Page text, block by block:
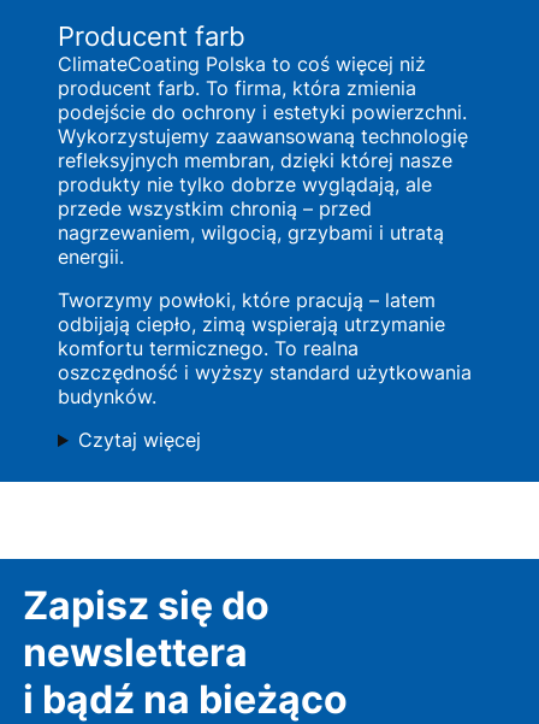
Producent farb
ClimateCoating Polska to coś więcej niż
producent farb. To firma, która zmienia
podejście do ochrony i estetyki powierzchni.
Wykorzystujemy zaawansowaną technologię
refleksyjnych membran, dzięki której nasze
produkty nie tylko dobrze wyglądają, ale
przede wszystkim chronią – przed
nagrzewaniem, wilgocią, grzybami i utratą
energii.
Tworzymy powłoki, które pracują – latem
odbijają ciepło, zimą wspierają utrzymanie
komfortu termicznego. To realna
oszczędność i wyższy standard użytkowania
budynków.
Czytaj więcej
Zapisz się do
newslettera
i bądź na bieżąco